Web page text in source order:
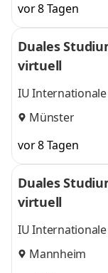
vor 8 Tagen
Duales
virtuell
IU
Münster
vor 8 Tagen
Duales
virtuell
IU
Mannheim